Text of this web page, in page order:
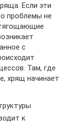
Если эти
проблемы не
с
Там, где
хрящ начинает
к